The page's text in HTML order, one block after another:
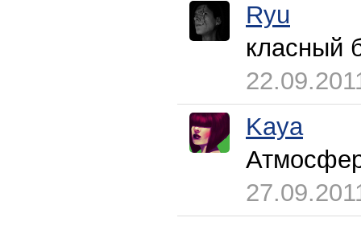
Ryu
класный
Kaya